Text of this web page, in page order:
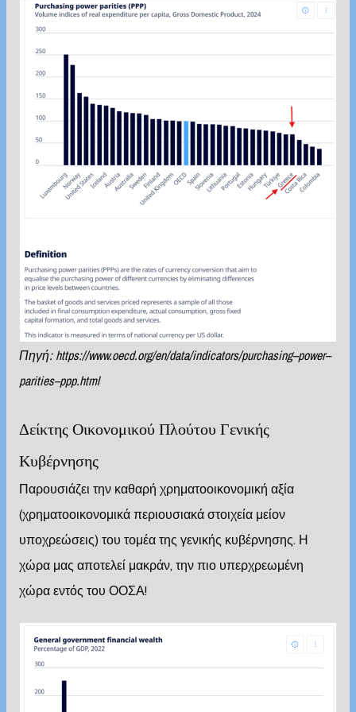
Πηγή:https://www.oecd.org/en/data/indicators/purchasing–power–
parities–ppp.html
Δείκτης Οικονομικού Πλούτου Γενικής
Κυβέρνησης
Παρουσιάζει την καθαρή χρηματοοικονομική αξία
(χρηματοοικονομικά περιουσιακά στοιχεία μείον
υποχρεώσεις) του τομέα της γενικής κυβέρνησης. Η
χώρα μας αποτελεί μακράν, την πιο υπερχρεωμένη
χώρα εντός του ΟΟΣΑ!